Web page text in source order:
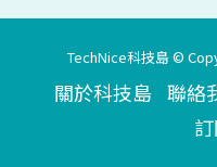
TechNice科技島 ©
關於科技島 聯絡